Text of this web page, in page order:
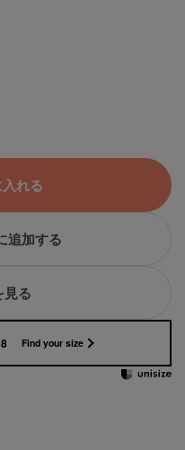
れる
追加する
見る
Find your size